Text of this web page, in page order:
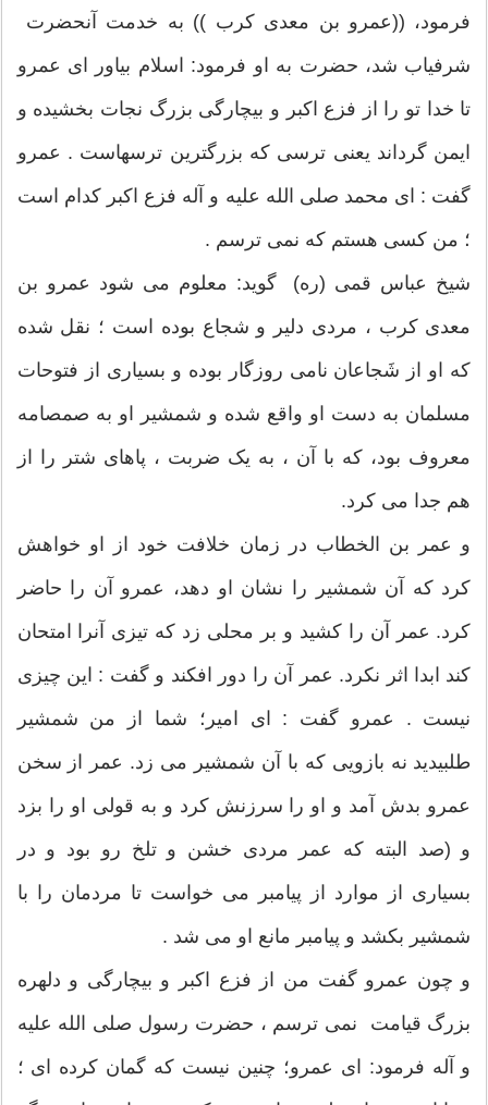
فرمود، ((عمرو بن معدى کرب )) به خدمت آنحضرت
شرفیاب شد، حضرت به او فرمود: اسلام بیاور اى عمرو
تا خدا تو را از فزع اکبر و بیچارگی بزرگ نجات بخشیده و
ایمن گرداند یعنى ترسى که بزرگترین ترسهاست . عمرو
گفت : اى محمد صلى الله علیه و آله فزع اکبر کدام است
؛ من کسى هستم که نمى ترسم .
شیخ عباس قمی (ره) گوید: معلوم مى شود عمرو بن
معدی کرب ، مردی دلیر و شجاع بوده است ؛ نقل شده
که او از شَجاعان نامى روزگار بوده و بسیارى از فتوحات
مسلمان به دست او واقع شده و شمشیر او به صمصامه
معروف بود، که با آن ، به یک ضربت ، پاهاى شتر را از
هم جدا مى کرد.
و عمر بن الخطاب در زمان خلافت خود از او خواهش
کرد که آن شمشیر را نشان او دهد، عمرو آن را حاضر
کرد. عمر آن را کشید و بر محلى زد که تیزى آنرا امتحان
کند ابدا اثر نکرد. عمر آن را دور افکند و گفت : این چیزى
نیست . عمرو گفت : اى امیر؛ شما از من شمشیر
طلبیدید نه بازویى که با آن شمشیر مى زد. عمر از سخن
عمرو بدش آمد و او را سرزنش کرد و به قولى او را بزد
و (صد البته که عمر مردی خشن و تلخ رو بود و در
بسیاری از موارد از پیامبر می خواست تا مردمان را با
شمشیر بکشد و پیامبر مانع او می شد .
و چون عمرو گفت من از فزع اکبر و بیچارگی و دلهره
بزرگ قیامت نمى ترسم ، حضرت رسول صلى الله علیه
و آله فرمود: اى عمرو؛ چنین نیست که گمان کرده اى ؛